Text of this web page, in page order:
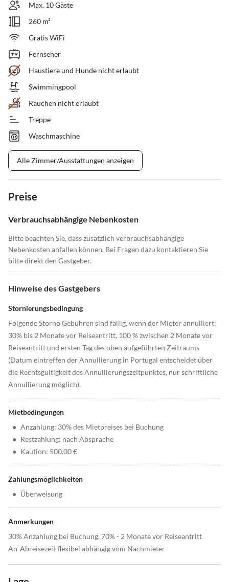
Max. 10 Gäste
260 m²
Gratis WiFi
Fernseher
Haustiere und Hunde nicht erlaubt
Swimmingpool
Rauchen nicht erlaubt
Treppe
Waschmaschine
Alle Zimmer/Ausstattungen anzeigen
Preise
Verbrauchsabhängige Nebenkosten
Bitte beachten Sie, dass zusätzlich verbrauchsabhängige
Nebenkosten anfallen können. Bei Fragen dazu kontaktieren Sie
bitte direkt den Gastgeber.
Hinweise des Gastgebers
Stornierungsbedingung
Folgende Storno Gebühren sind fällig, wenn der Mieter annulliert:
30% bis 2 Monate vor Reiseantritt, 100 % zwischen 2 Monate vor
Reiseantritt und ersten Tag des oben aufgeführten Zeitraums
(Datum eintreffen der Annullierung in Portugal entscheidet über
die Rechtsgültigkeit des Annullierungszeitpunktes, nur schriftliche
Annullierung möglich).
Mietbedingungen
• Anzahlung: 30% des Mietpreises bei Buchung
• Restzahlung: nach Absprache
• Kaution: 500,00 €
Zahlungsmöglichkeiten
• Überweisung
Anmerkungen
30% Anzahlung bei Buchung, 70% - 2 Monate vor Reiseantritt
An-Abreisezeit flexibel abhängig vom Nachmieter